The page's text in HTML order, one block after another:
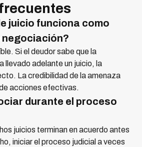
juicio funciona como
negociación?
Si el deudor sabe que la
llevado adelante un juicio, la
La credibilidad de la amenaza
acciones efectivas.
durante el proceso
juicios terminan en acuerdo antes
iniciar el proceso judicial a veces